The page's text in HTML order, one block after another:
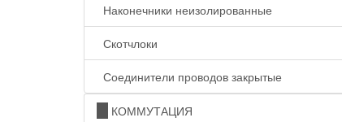
Наконечники неизолированные
Скотчлоки
Соединители проводов закрытые
КОММУТАЦИЯ